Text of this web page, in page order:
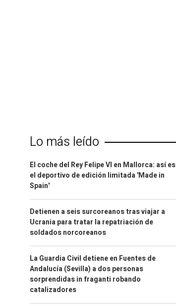
Lo más leído
El coche del Rey Felipe VI en Mallorca: así es
el deportivo de edición limitada 'Made in
Spain'
Detienen a seis surcoreanos tras viajar a
Ucrania para tratar la repatriación de
soldados norcoreanos
La Guardia Civil detiene en Fuentes de
Andalucía (Sevilla) a dos personas
sorprendidas in fraganti robando
catalizadores